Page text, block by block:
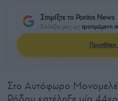
Στηρίξτε το Pontos News
Επιλέξτε μας ως προτιμώμενη
Προσθήκη
Στο Αυτόφωρο